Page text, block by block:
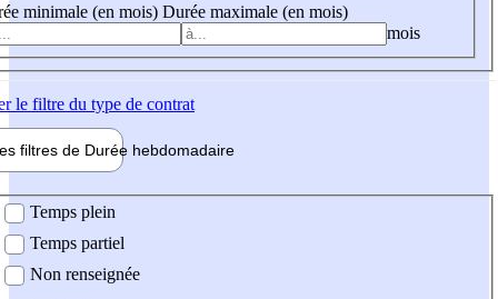
minimale (en mois) Durée maximale (en mois)
mois
le filtre du type de contrat
filtres de Durée hebdomadaire
Temps plein
Temps partiel
Non renseignée